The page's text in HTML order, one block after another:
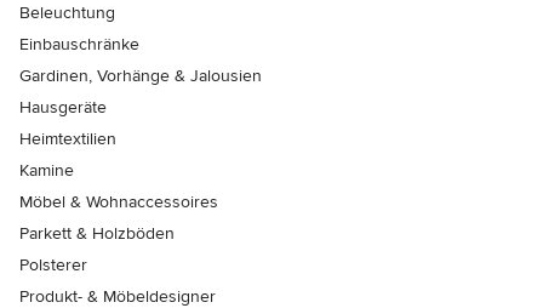
Beleuchtung
Einbauschränke
Gardinen, Vorhänge & Jalousien
Hausgeräte
Heimtextilien
Kamine
Möbel & Wohnaccessoires
Parkett & Holzböden
Polsterer
Produkt- & Möbeldesigner